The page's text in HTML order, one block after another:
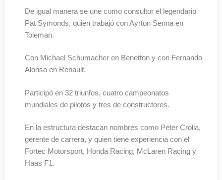
De igual manera se une como consultor el legendario
Pat Symonds, quien trabajó con Ayrton Senna en
Toleman.
Con Michael Schumacher en Benetton y con Fernando
Alonso en Renault.
Participó en 32 triunfos, cuatro campeonatos
mundiales de pilotos y tres de constructores.
En la estructura destacan nombres como Peter Crolla,
gerente de carrera, y quien tiene experiencia con el
Fortec Motorsport, Honda Racing, McLaren Racing y
Haas F1.